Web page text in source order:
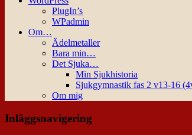
PlugIn’s
WPadmin
Om…
Ädelmetaller
Bara min…
Det Sjuka…
Min Sjukhistoria
Sjukgymnastik fas 2 v13-16
Om mig
Inläggsnavigering